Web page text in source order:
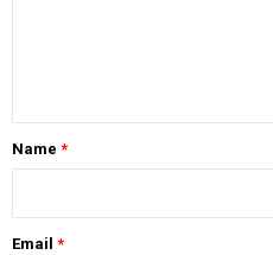
Name *
Email *